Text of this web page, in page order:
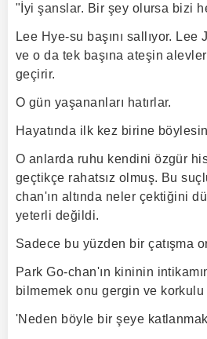
"İyi şanslar. Bir şey olursa bizi
Lee Hye-su başını sallıyor.
ve o da tek başına ateşin
geçirir.
O gün yaşananları hatırlar.
Hayatında ilk kez birine
O anlarda ruhu kendini özgür
geçtikçe rahatsız olmuş. Bu
chan'ın altında neler çektiğini
yeterli değildi.
Sadece bu yüzden bir çatışma
Park Go-chan'ın kininin
bilmemek onu gergin ve korkulu
'Neden böyle bir şeye